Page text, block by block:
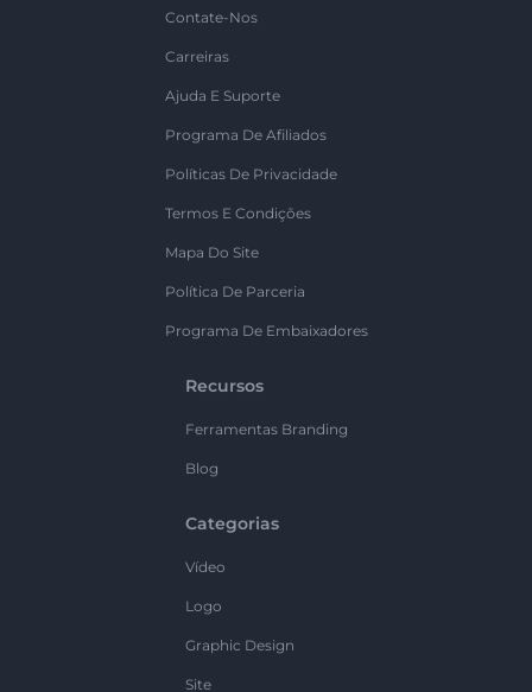
Contate-Nos
Carreiras
Ajuda E Suporte
Programa De Afiliados
Políticas De Privacidade
Termos E Condições
Mapa Do Site
Política De Parceria
Programa De Embaixadores
Recursos
Ferramentas Branding
Blog
Categorias
Vídeo
Logo
Graphic Design
Site